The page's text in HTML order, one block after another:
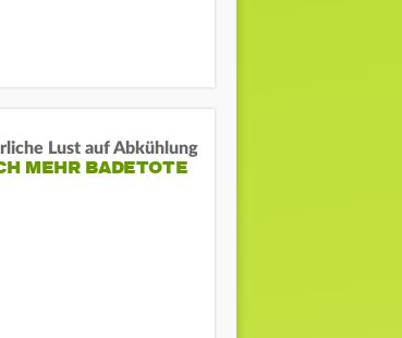
Lust auf Abkühlung
MEHR BADETOTE